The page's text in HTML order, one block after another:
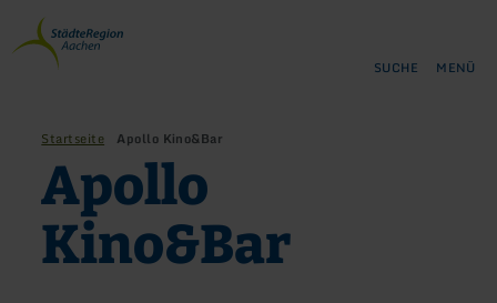
Zurück
zur
Startseite
SUCHE MENÜ
Startseite Apollo Kino&Bar
Apollo
Kino&Bar